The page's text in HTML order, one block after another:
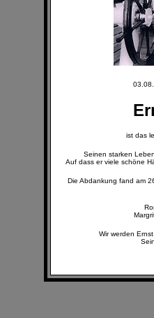
ist das
Seinen starken
Auf dass er viele schöne
Die Abdankung fand am
Wir werden